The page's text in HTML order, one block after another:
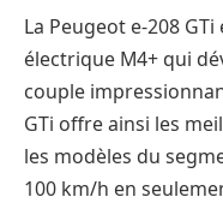
La Peugeot e-208
électrique M4+ qui
couple
GTi offre ainsi les
les modèles du
100 km/h en